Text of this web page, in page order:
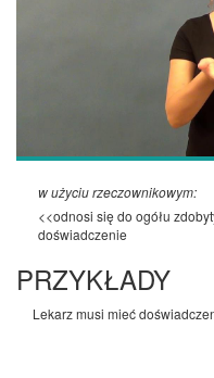
w użyciu rzeczownikowym:
<<odnosi się do ogółu
doświadczenie
PRZYKŁADY
Lekarz musi mieć